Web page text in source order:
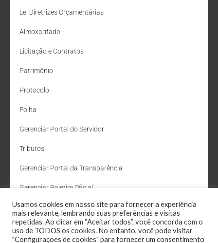
Lei Diretrizes Orçamentárias
Almoxarifado
Licitação e Contratos
Patrimônio
Protocolo
Folha
Gerenciar Portal do Servidor
Tributos
Gerenciar Portal da Transparência
Gerenciar Boletim Oficial
Departamento de Água e Esgoto
Administração Site
Usamos cookies em nosso site para fornecer a experiência
mais relevante, lembrando suas preferências e visitas
repetidas. Ao clicar em “Aceitar todos”, você concorda com o
uso de TODOS os cookies. No entanto, você pode visitar
"Configurações de cookies" para fornecer um consentimento